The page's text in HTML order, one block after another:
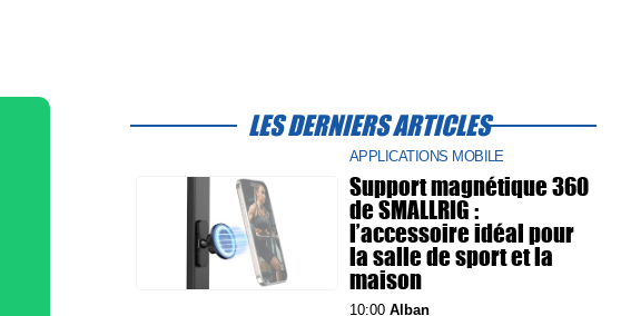
LES DERNIERS ARTICLES
APPLICATIONS MOBILE
Support magnétique 360
de SMALLRIG :
l’accessoire idéal pour
la salle de sport et la
maison
10:00 Alban